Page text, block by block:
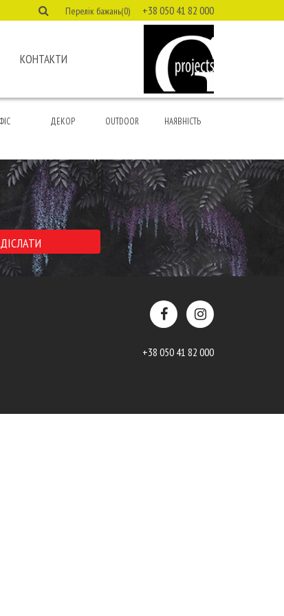
Перелік бажань(0) +38 050 41 82 000
КОНТАКТИ
ДЕКОР OUTDOOR НАЯВНІСТЬ
+38 050 41 82 000